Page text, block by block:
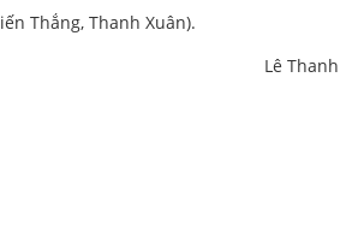
Thắng, Thanh Xuân).
Lê Thanh